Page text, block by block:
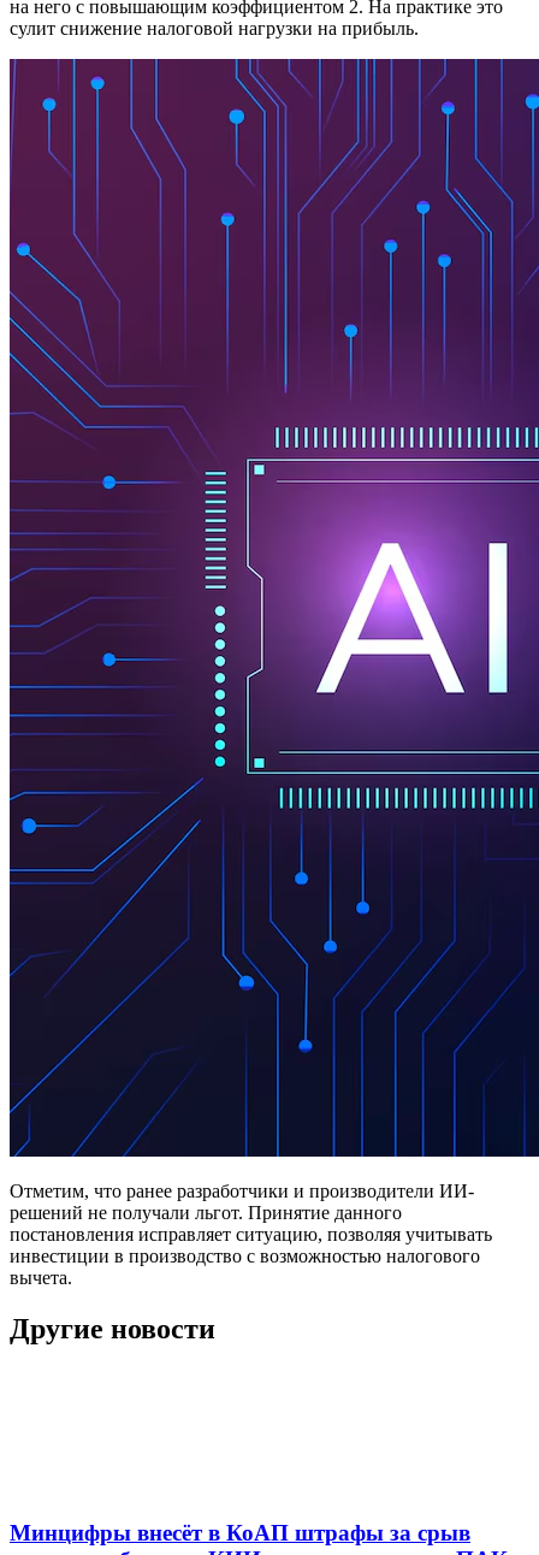
на него с повышающим коэффициентом 2. На практике это
сулит снижение налоговой нагрузки на прибыль.
Отметим, что ранее разработчики и производители ИИ-
решений не получали льгот. Принятие данного
постановления исправляет ситуацию, позволяя учитывать
инвестиции в производство с возможностью налогового
вычета.
Другие новости
Минцифры внесёт в КоАП штрафы за срыв